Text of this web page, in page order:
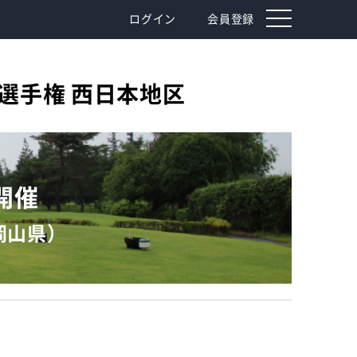
ログイン 会員登録
toggle
手権 西日本地区
催
県）